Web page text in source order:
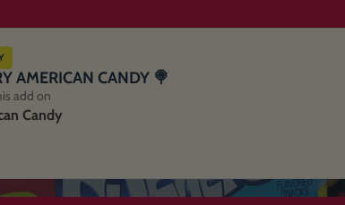
AMERICAN CANDY 🍭
add on
Candy